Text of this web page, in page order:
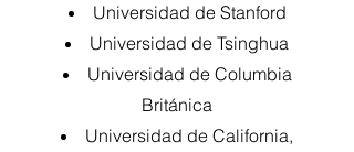
Universidad de Stanford
Universidad de Tsinghua
Universidad de Columbia
Británica
Universidad de California,